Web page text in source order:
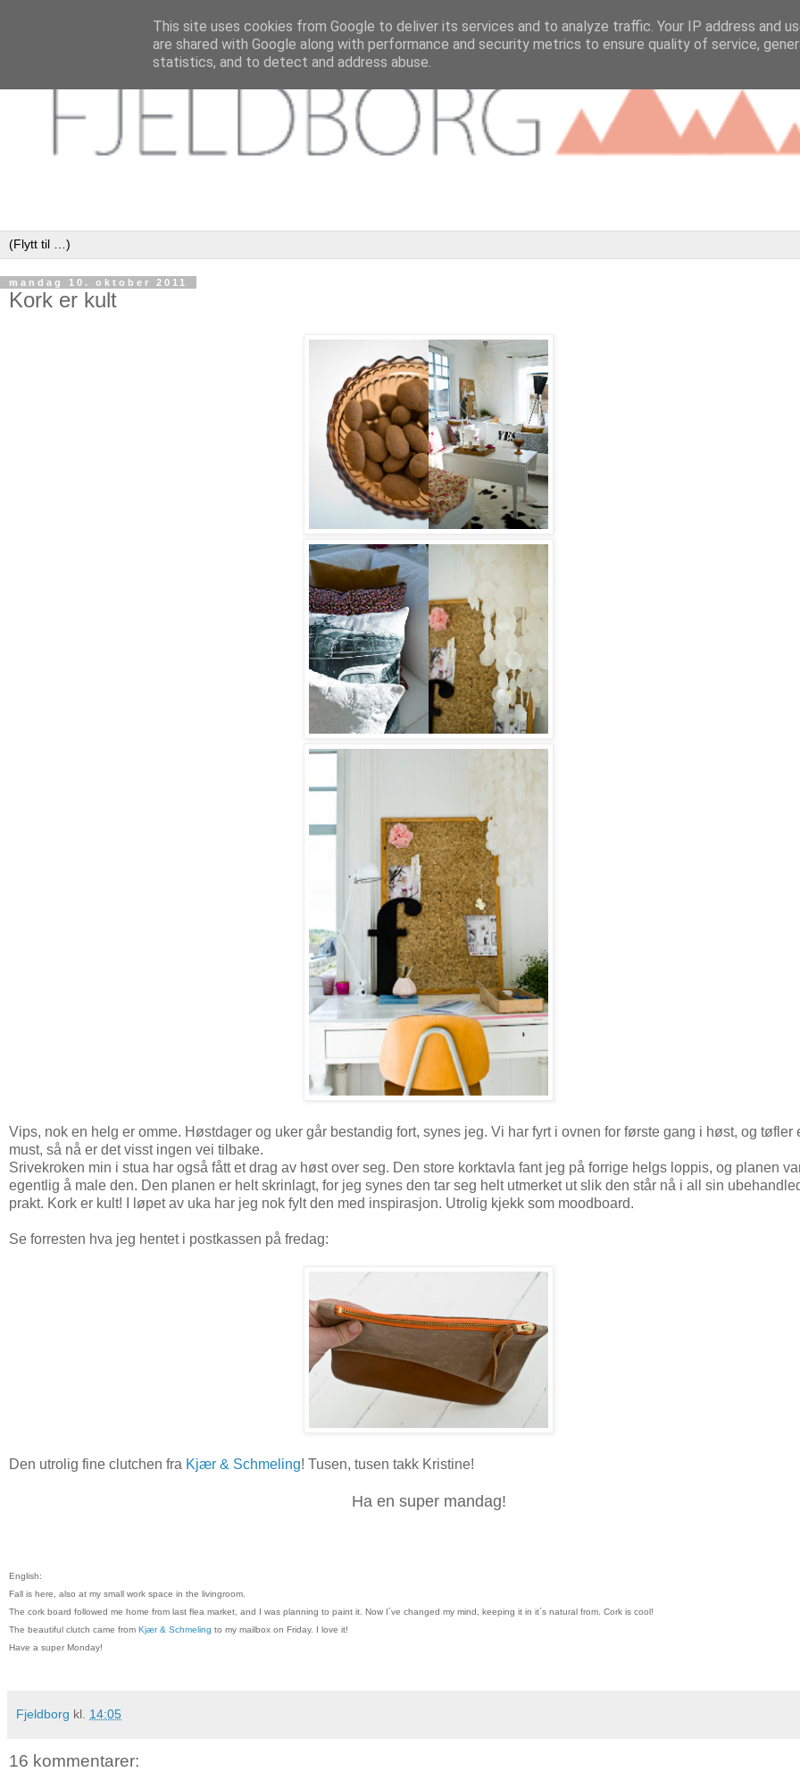
mandag 10. oktober 2011
Kork er kult
Vips, nok en helg er omme. Høstdager og uker går bestandig fort, synes jeg. Vi har fyrt i ovnen for første gang i høst, og tøfler
must, så nå er det visst ingen vei tilbake.
Srivekroken min i stua har også fått et drag av høst over seg. Den store korktavla fant jeg på forrige helgs loppis, og planen
egentlig å male den. Den planen er helt skrinlagt, for jeg synes den tar seg helt utmerket ut slik den står nå i all sin
prakt. Kork er kult! I løpet av uka har jeg nok fylt den med inspirasjon. Utrolig kjekk som moodboard.
Se forresten hva jeg hentet i postkassen på fredag:
Den utrolig fine clutchen fra Kjær & Schmeling! Tusen, tusen takk Kristine!
Ha en super mandag!
English:
Fall is here, also at my small work space in the livingroom.
The cork board followed me home from last flea market, and I was planning to paint it. Now I´ve changed my mind, keeping it in it´s natural from. Cork is cool!
The beautiful clutch came from Kjær & Schmeling to my mailbox on Friday. I love it!
Have a super Monday!
Fjeldborg kl. 14:05
16 kommentarer:
This site uses cookies from Google to deliver its services and to analyze traffic. Your IP address and
are shared with Google along with performance and security metrics to ensure quality of service,
statistics, and to detect and address abuse.